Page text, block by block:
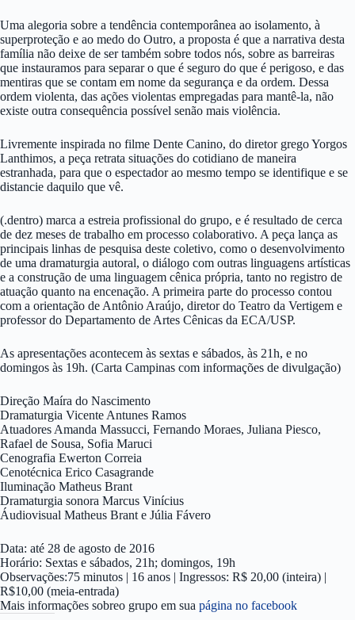
Uma alegoria sobre a tendência contemporânea ao isolamento, à
superproteção e ao medo do Outro, a proposta é que a narrativa desta
família não deixe de ser também sobre todos nós, sobre as barreiras
que instauramos para separar o que é seguro do que é perigoso, e das
mentiras que se contam em nome da segurança e da ordem. Dessa
ordem violenta, das ações violentas empregadas para mantê-la, não
existe outra consequência possível senão mais violência.
Livremente inspirada no filme Dente Canino, do diretor grego Yorgos
Lanthimos, a peça retrata situações do cotidiano de maneira
estranhada, para que o espectador ao mesmo tempo se identifique e se
distancie daquilo que vê.
(.dentro) marca a estreia profissional do grupo, e é resultado de cerca
de dez meses de trabalho em processo colaborativo. A peça lança as
principais linhas de pesquisa deste coletivo, como o desenvolvimento
de uma dramaturgia autoral, o diálogo com outras linguagens artísticas
e a construção de uma linguagem cênica própria, tanto no registro de
atuação quanto na encenação. A primeira parte do processo contou
com a orientação de Antônio Araújo, diretor do Teatro da Vertigem e
professor do Departamento de Artes Cênicas da ECA/USP.
As apresentações acontecem às sextas e sábados, às 21h, e no
domingos às 19h. (Carta Campinas com informações de divulgação)
Direção Maíra do Nascimento
Dramaturgia Vicente Antunes Ramos
Atuadores Amanda Massucci, Fernando Moraes, Juliana Piesco,
Rafael de Sousa, Sofia Maruci
Cenografia Ewerton Correia
Cenotécnica Erico Casagrande
Iluminação Matheus Brant
Dramaturgia sonora Marcus Vinícius
Áudiovisual Matheus Brant e Júlia Fávero
Data: até 28 de agosto de 2016
Horário: Sextas e sábados, 21h; domingos, 19h
Observações:75 minutos | 16 anos | Ingressos: R$ 20,00 (inteira) |
R$10,00 (meia-entrada)
Mais informações sobreo grupo em sua página no facebook